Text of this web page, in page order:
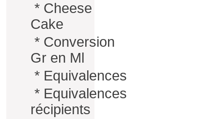
* Cheese
Cake
* Conversion
Gr en Ml
* Equivalences
* Equivalences
récipients